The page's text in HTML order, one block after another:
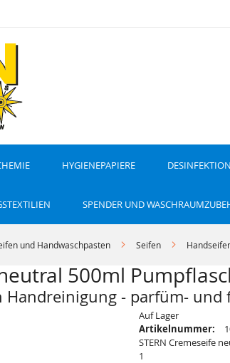
HYGIENEPAPIERE DESINFEKTION
SPENDER UND
und Handwaschpasten Seifen
500ml
Handreinigung - parfüm- und
Auf Lager
Artikelnummer:
STERN Cremeseife
1